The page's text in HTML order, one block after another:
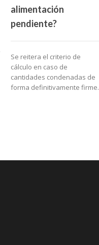
alimentación
pendiente?
Se reitera el criterio de
cálculo en caso de
cantidades condenadas de
forma definitivamente firme.